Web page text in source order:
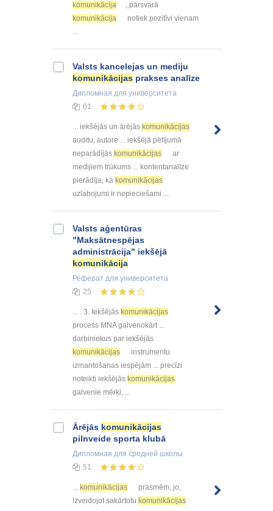
komunikācija
, pārsvarā
komunikācija
notiek pozitīvi vienam
...
Valsts kancelejas un mediju
komunikācijas prakses analīze
Дипломная для университета
61
... iekšējās un ārējās komunikācijas
auditu, autore ... iekšējā pētījumā
neparādījās komunikācijas
ar
medijiem trūkums ... kontentanalīze
pierādīja, ka komunikācijas
uzlabojumi ir nepieciešami ...
Valsts aģentūras
"Maksātnespējas
administrācija" iekšējā
komunikācija
Реферат для университета
25
... . 3. Iekšējās komunikācijas
process MNA galvenokārt ...
darbiniekus par iekšējās
komunikācijas
instrumentu
izmantošanas iespējām ... precīzi
noteikti iekšējās komunikācijas
galvenie mērķi, ...
Ārējās komunikācijas
pilnveide sporta klubā
Дипломная для средней школы
51
komunikācijas
prasmēm, jo,
izveidojot sakārtotu komunikācijas